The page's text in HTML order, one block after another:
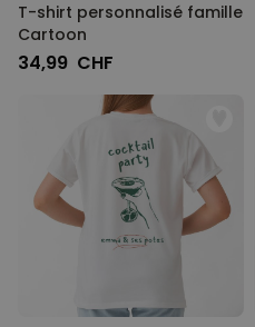
T-shirt personnalisé famille
Cartoon
34,99 CHF